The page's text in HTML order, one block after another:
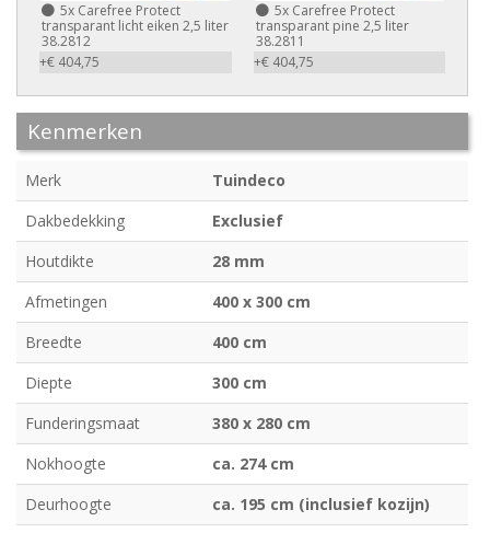
5x Carefree Protect
transparant licht eiken 2,5 liter
38.2812
+€ 404,75
5xCarefree Protect
transparant pine 2,5 liter
38.2811
+€ 404,75
Kenmerken
Merk
Tuindeco
Dakbedekking
Exclusief
Houtdikte
28 mm
Afmetingen
400 x 300 cm
Breedte
400 cm
Diepte
300 cm
Funderingsmaat
380 x 280 cm
Nokhoogte
ca. 274 cm
Deurhoogte
ca. 195 cm (inclusief kozijn)